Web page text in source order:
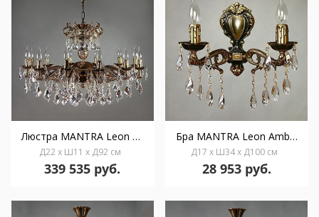
Люстра MANTRA Leon Ambiente 12L 2128/12 PB New Leaf
Д22 x Ш11 x Д92 см
339 535 руб.
Бра MANTRA Leon Ambiente 2L 2128/2 PB Tear Drop
Д17 x Ш34 x Д100 см
28 953 руб.